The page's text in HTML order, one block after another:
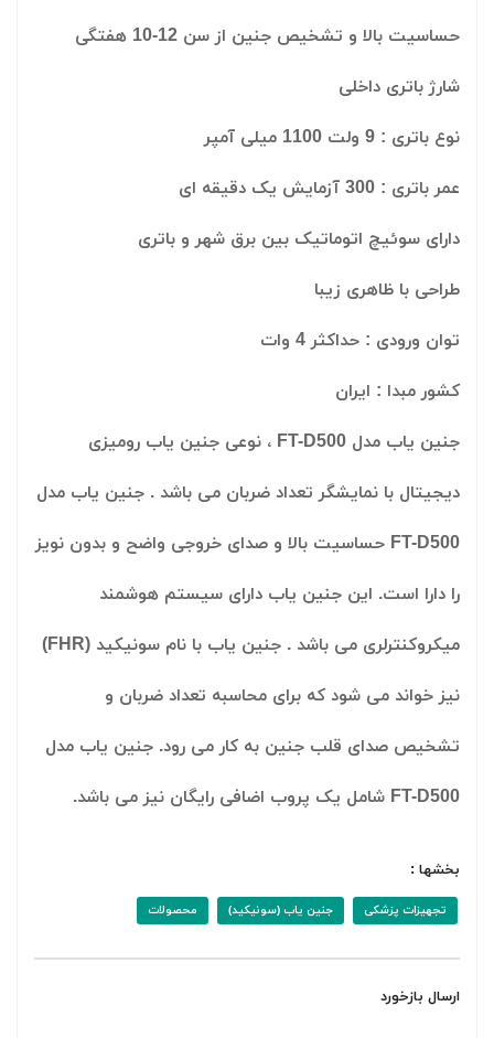
حساسیت بالا و تشخیص جنین از سن 12-10 هفتگی
شارژ باتری داخلی
نوع باتری : 9 ولت 1100 میلی آمپر
عمر باتری : 300 آزمایش یک دقیقه ای
دارای سوئیچ اتوماتیک بین برق شهر و باتری
طراحی با ظاهری زیبا
توان ورودی : حداکثر 4 وات
کشور مبدا : ایران
جنین یاب مدل FT-D500 ، نوعی جنین یاب رومیزی
دیجیتال با نمایشگر تعداد ضربان می باشد . جنین یاب مدل
FT-D500 حساسیت بالا و صدای خروجی واضح و بدون نویز
را دارا است. این جنین یاب دارای سیستم هوشمند
میکروکنترلری می باشد . جنین یاب با نام سونیکید (FHR)
نیز خواند می شود که برای محاسبه تعداد ضربان و
تشخیص صدای قلب جنین به کار می رود. جنین یاب مدل
FT-D500 شامل یک پروب اضافی رایگان نیز می باشد.
بخشها :
تجهیزات پزشکی جنین یاب (سونیکید) محصولات
ارسال بازخورد